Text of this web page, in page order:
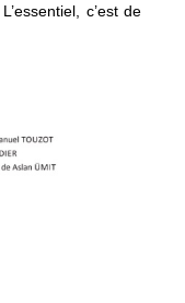
c’est de